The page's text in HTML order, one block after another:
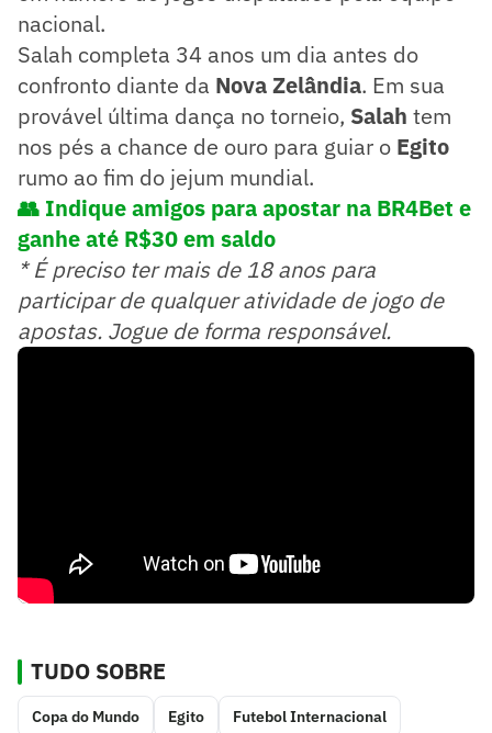
nacional.
Salah completa 34 anos um dia antes do
confronto diante da Nova Zelândia. Em sua
provável última dança no torneio, Salah tem
nos pés a chance de ouro para guiar o Egito
rumo ao fim do jejum mundial.
👥 Indique amigos para apostar na BR4Bet e
ganhe até R$30 em saldo
* É preciso ter mais de 18 anos para
participar de qualquer atividade de jogo de
apostas. Jogue de forma responsável.
TUDO SOBRE
Copa do Mundo Egito Futebol Internacional